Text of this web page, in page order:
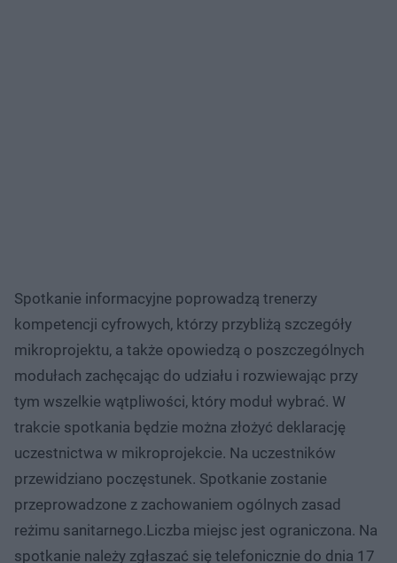
Spotkanie informacyjne poprowadzą trenerzy
kompetencji cyfrowych, którzy przybliżą szczegóły
mikroprojektu, a także opowiedzą o poszczególnych
modułach zachęcając do udziału i rozwiewając przy
tym wszelkie wątpliwości, który moduł wybrać. W
trakcie spotkania będzie można złożyć deklarację
uczestnictwa w mikroprojekcie. Na uczestników
przewidziano poczęstunek. Spotkanie zostanie
przeprowadzone z zachowaniem ogólnych zasad
reżimu sanitarnego.Liczba miejsc jest ograniczona. Na
spotkanie należy zgłaszać się telefonicznie do dnia 17